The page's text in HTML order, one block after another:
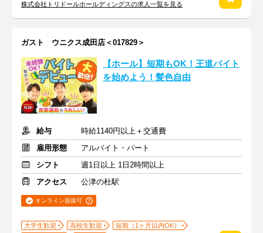
株式会社トリドールホールディングスの求人一覧を見る
ガスト ウニクス成田店＜017829＞
【ホール】短期もOK！王道バイト
を始めよう！髪色自由
給与
時給1140円以上＋交通費
雇用形態
アルバイト・パート
シフト
週1日以上 1日2時間以上
アクセス
公津の杜駅
オンライン面接可
大学生歓迎 高校生歓迎
短期（1ヶ月以内OK）